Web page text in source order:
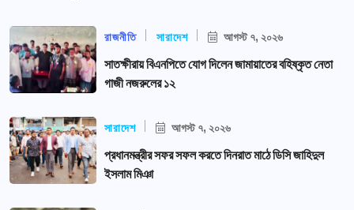
রাজনীতি সারাদেশ আগস্ট ৭, ২০২৬
সাতক্ষীরায় বিএনপিতে যোগ দিলেন জামায়াতের বহিষ্কৃত নেতা
গাজী নজরুলের ১২
সারাদেশ আগস্ট ৭, ২০২৬
প্রধানমন্ত্রীর সফর সফল করতে দিনরাত মাঠে ডিসি জাহিদুল
ইসলাম মিঞা